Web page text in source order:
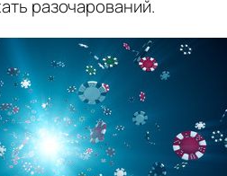
разочарований.